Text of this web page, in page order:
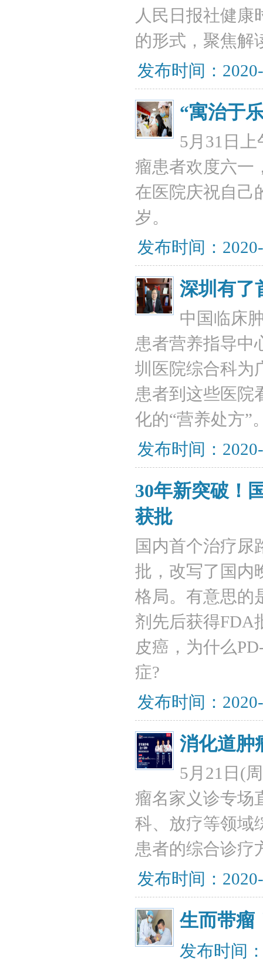
人民日报社健康
的形式，聚焦解
发布时间：
“寓治于
5月31日
瘤患者欢度六一
在医院庆祝自己
岁。
发布时间：
深圳有了
中国临床
患者营养指导中
圳医院综合科为
患者到这些医院
化的“营养处方”
发布时间：
30年新突破！
获批
国内首个治疗尿
批，改写了国内
格局。有意思的
剂先后获得FDA
皮癌，为什么
症?
发布时间：
消化道肿
5月21日(
瘤名家义诊专场
科、放疗等领域
患者的综合诊疗
发布时间：
生而带瘤
发布时间